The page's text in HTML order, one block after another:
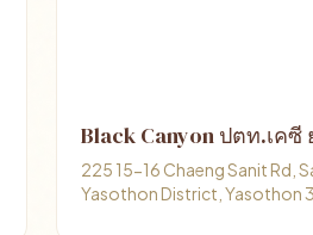
Black Canyon ปตท.เคซี
225 15-16 Chaeng Sanit Rd,
Yasothon District, Yasothon